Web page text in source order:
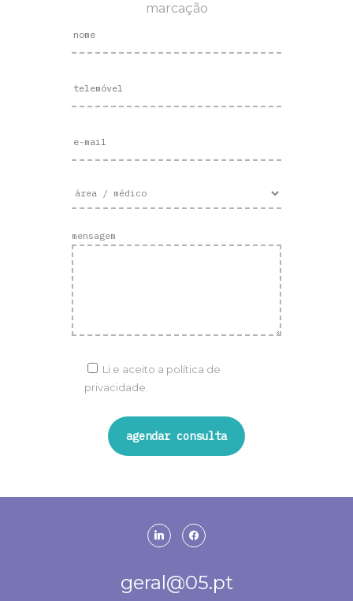
marcação
mensagem
Li e aceito a política de
privacidade.
linkedin
facebook
geral@05.pt